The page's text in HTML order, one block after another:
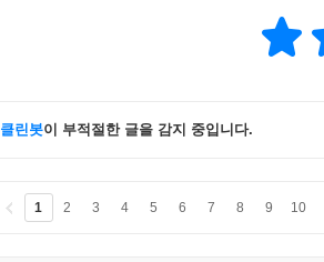
클린봇이 부적절한 글을 감지 중입니다.
1 2 3 4 5 6 7 8 9 10